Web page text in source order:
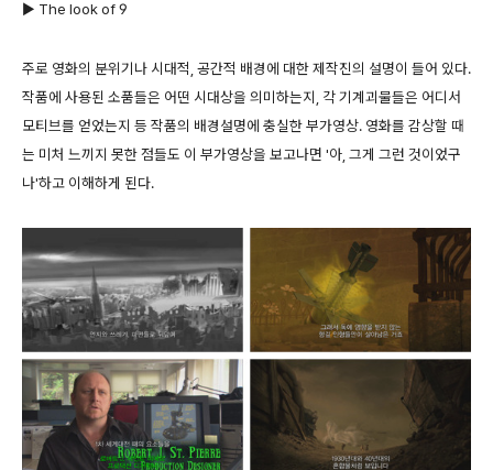
▶ The look of 9
주로 영화의 분위기나 시대적, 공간적 배경에 대한 제작진의 설명이 들어 있다.
작품에 사용된 소품들은 어떤 시대상을 의미하는지, 각 기계괴물들은 어디서
모티브를 얻었는지 등 작품의 배경설명에 충실한 부가영상. 영화를 감상할 때
는 미처 느끼지 못한 점들도 이 부가영상을 보고나면 '아, 그게 그런 것이었구
나'하고 이해하게 된다.